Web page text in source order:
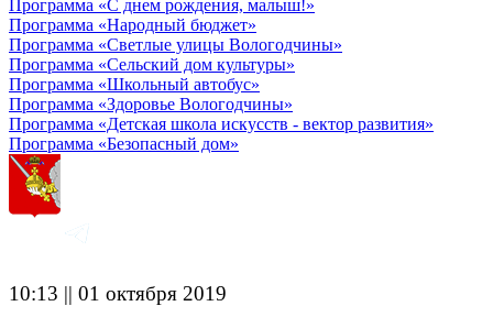
Программа «С днем рождения, малыш!»
Программа «Народный бюджет»
Программа «Светлые улицы Вологодчины»
Программа «Сельский дом культуры»
Программа «Школьный автобус»
Программа «Здоровье Вологодчины»
Программа «Детская школа искусств - вектор развития»
Программа «Безопасный дом»
10:13 || 01 октября 2019